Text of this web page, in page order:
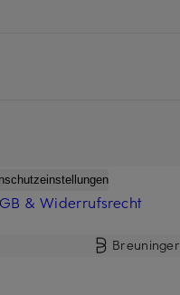
& Widerrufsrecht
Breuninger